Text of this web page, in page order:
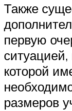
Также
первую
которой
размеров